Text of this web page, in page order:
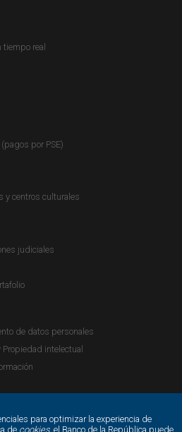
para optimizar la experiencia de
de cookies, el Banco de la República puede
real
por PSE)
y centros culturales
judiciales
de datos personales
intelectual